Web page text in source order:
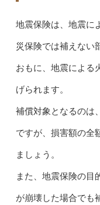
地震保険は、地震に
災保険では補えない
おもに、地震による
げられます。
補償対象となるのは
ですが、損害額の全
ましょう。
また、地震保険の目
が崩壊した場合でも